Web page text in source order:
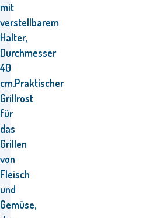
mit
verstellbarem
Halter,
Durchmesser
40
cm.Praktischer
Grillrost
für
das
Grillen
von
Fleisch
und
Gemüse,